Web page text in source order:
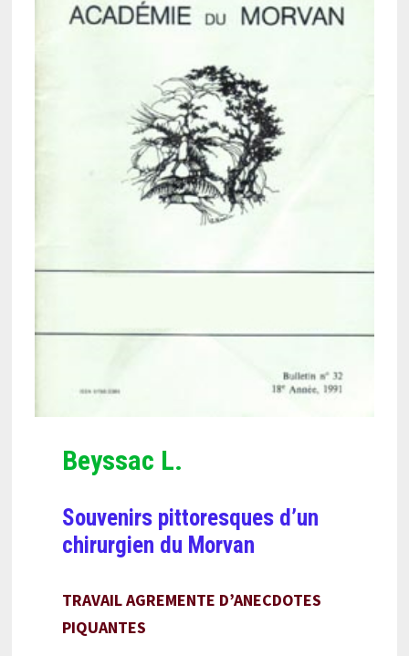
Beyssac L.
Souvenirs pittoresques d’un
chirurgien du Morvan
TRAVAIL AGREMENTE D’ANECDOTES
PIQUANTES